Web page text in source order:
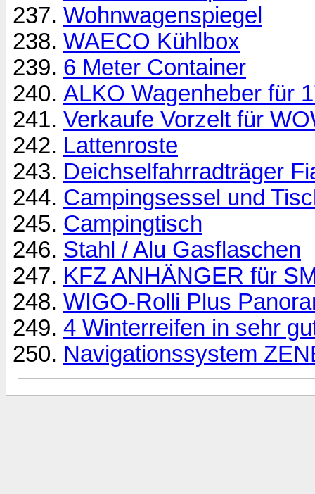
Wohnwagenspiegel
WAECO Kühlbox
6 Meter Container
ALKO Wagenheber für
Verkaufe Vorzelt für
Lattenroste
Deichselfahrradträger
Campingsessel und
Campingtisch
Stahl / Alu Gasflaschen
KFZ ANHÄNGER für
WIGO-Rolli Plus
4 Winterreifen in sehr
Navigationssystem